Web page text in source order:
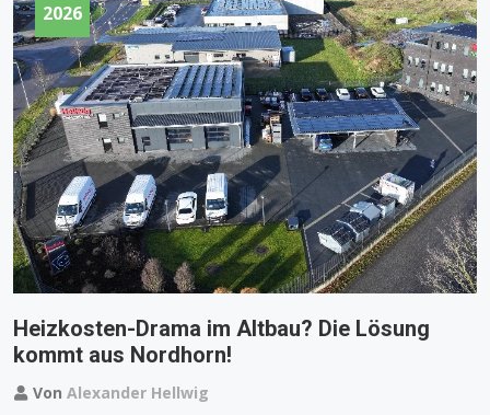
Heizkosten-Drama im Altbau? Die Lösung
kommt aus Nordhorn!
2026
Von Alexander Hellwig